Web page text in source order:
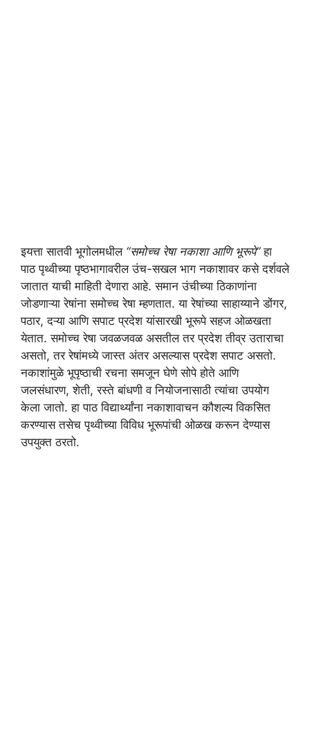
इयत्ता सातवी भूगोलमधील “समोच्च रेषा नकाशा आणि भूरूपे”हा
पाठ पृथ्वीच्या पृष्ठभागावरील उंच-सखल भाग नकाशावर कसे दर्शवले
जातात याची माहिती देणारा आहे. समान उंचीच्या ठिकाणांना
जोडणाऱ्या रेषांना समोच्च रेषा म्हणतात. या रेषांच्या साहाय्याने डोंगर,
पठार, दऱ्या आणि सपाट प्रदेश यांसारखी भूरूपे सहज ओळखता
येतात. समोच्च रेषा जवळजवळ असतील तर प्रदेश तीव्र उताराचा
असतो, तर रेषांमध्ये जास्त अंतर असल्यास प्रदेश सपाट असतो.
नकाशांमुळे भूपृष्ठाची रचना समजून घेणे सोपे होते आणि
जलसंधारण, शेती, रस्ते बांधणी व नियोजनासाठी त्यांचा उपयोग
केला जातो. हा पाठ विद्यार्थ्यांना नकाशावाचन कौशल्य विकसित
करण्यास तसेच पृथ्वीच्या विविध भूरूपांची ओळख करून देण्यास
उपयुक्त ठरतो.